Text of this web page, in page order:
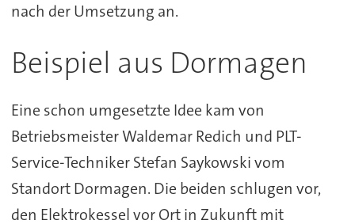
nach der Umsetzung an.
Beispiel aus Dormagen
Eine schon umgesetzte Idee kam von
Betriebsmeister Waldemar Redich und PLT-
Service-Techniker Stefan Saykowski vom
Standort Dormagen. Die beiden schlugen vor,
den Elektrokessel vor Ort in Zukunft mit